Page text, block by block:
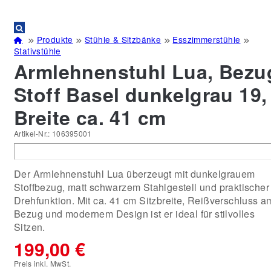
Produkte Stühle & Sitzbänke
Esszimmerstühle
Stativstühle
Armlehnenstuhl Lua,
Stoff Basel dunkelgrau 19,
Breite ca. 41 cm
Artikel-Nr.: 106395001
Der Armlehnenstuhl Lua überzeugt mit dunkelgrauem
Stoffbezug, matt schwarzem Stahlgestell und praktischer
Drehfunktion. Mit ca. 41 cm Sitzbreite, Reißverschluss
Bezug und modernem Design ist er ideal für stilvolles
Sitzen.
199,00 €
Preis inkl. MwSt.